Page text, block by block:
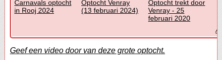
Carnavals optocht
in Rooj 2024
Optocht Venray
(13 februari 2024)
Optocht trekt door
Venray - 25
februari 2020
Geef een video door van deze grote optocht.